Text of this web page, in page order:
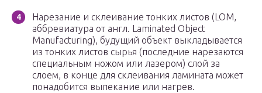
Нарезание и склеивание тонких листов (LOM,
аббревиатура от англ. Laminated Object
Manufacturing), будущий объект выкладывается
из тонких листов сырья (последние нарезаются
специальным ножом или лазером) слой за
слоем, в конце для склеивания ламината может
понадобится выпекание или нагрев.